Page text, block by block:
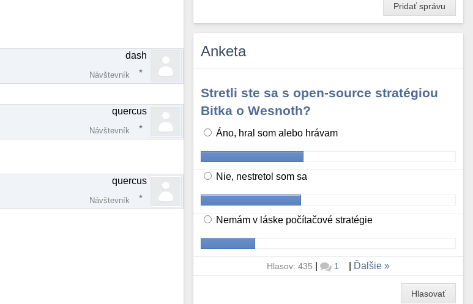
dash
Návštevník
quercus
Návštevník
quercus
Návštevník
Pridať správu
Anketa
Stretli ste sa s open-source stratégiou
Bitka o Wesnoth?
Áno, hral som alebo hrávam
Nie, nestretol som sa
Nemám v láske počítačové stratégie
Hlasov: 435 | 1 Ďalšie
Hlasovať